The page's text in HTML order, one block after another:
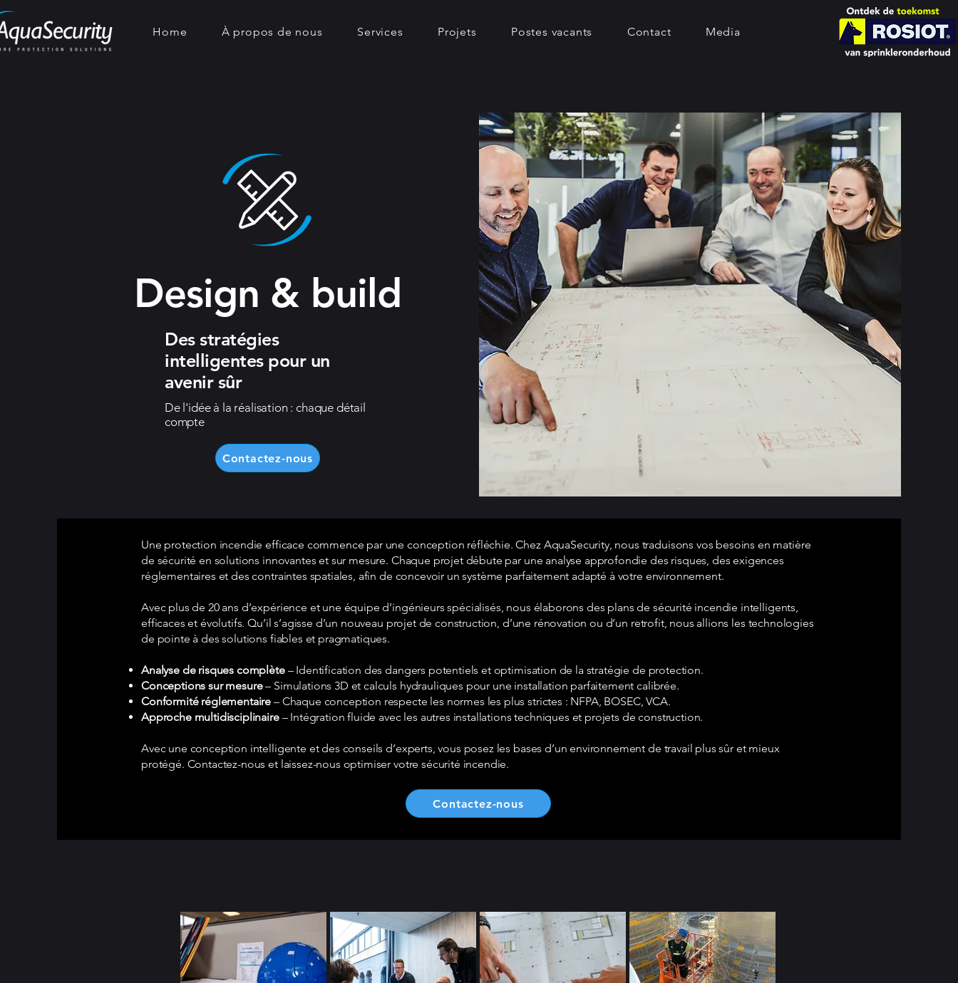
Home À propos de nous Services Projets Postes vacants Contact Media
Design & build
Des stratégies
intelligentes pour un
avenir sûr
De l'idée à la réalisation : chaque détail
compte
Contactez-nous
Une protection incendie efficace commence par une conception réfléchie. Chez AquaSecurity, nous traduisons vos besoins en matière
de sécurité en solutions innovantes et sur mesure. Chaque projet débute par une analyse approfondie des risques, des exigences
réglementaires et des contraintes spatiales, afin de concevoir un système parfaitement adapté à votre environnement.
Avec plus de 20 ans d’expérience et une équipe d’ingénieurs spécialisés, nous élaborons des plans de sécurité incendie intelligents,
efficaces et évolutifs. Qu’il s’agisse d’un nouveau projet de construction, d’une rénovation ou d’un retrofit, nous allions les technologies
de pointe à des solutions fiables et pragmatiques.
Analyse de risques complète– Identification des dangers potentiels et optimisation de la stratégie de protection.
Conceptions sur mesure– Simulations 3D et calculs hydrauliques pour une installation parfaitement calibrée.
Conformité réglementaire – Chaque conception respecte les normes les plus strictes : NFPA, BOSEC, VCA.
Approche multidisciplinaire– Intégration fluide avec les autres installations techniques et projets de construction.
Avec une conception intelligente et des conseils d’experts, vous posez les bases d’un environnement de travail plus sûr et mieux
protégé. Contactez-nous et laissez-nous optimiser votre sécurité incendie.
Contactez-nous